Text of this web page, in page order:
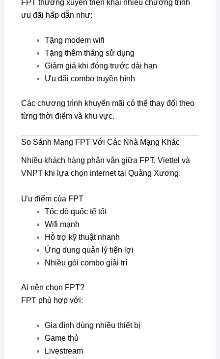
FPT thường xuyên triển khai nhiều chương trình
ưu đãi hấp dẫn như:
Tặng modem wifi
Tặng thêm tháng sử dụng
Giảm giá khi đóng trước dài hạn
Ưu đãi combo truyền hình
Các chương trình khuyến mãi có thể thay đổi theo
từng thời điểm và khu vực.
So Sánh Mạng FPT Với Các Nhà Mạng Khác
Nhiều khách hàng phân vân giữa FPT, Viettel và
VNPT khi lựa chọn internet tại Quảng Xương.
Ưu điểm của FPT
Tốc độ quốc tế tốt
Wifi mạnh
Hỗ trợ kỹ thuật nhanh
Ứng dụng quản lý tiện lợi
Nhiều gói combo giải trí
Ai nên chọn FPT?
FPT phù hợp với:
Gia đình dùng nhiều thiết bị
Game thủ
Livestream